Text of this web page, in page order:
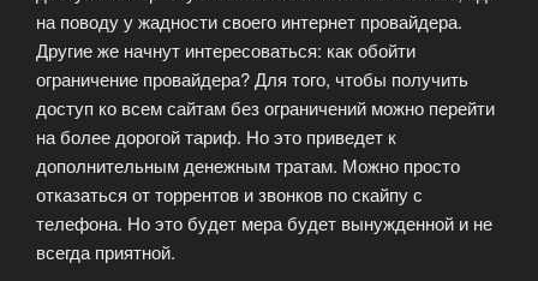
на поводу у жадности своего интернет провайдера.
Другие же начнут интересоваться: как обойти
ограничение провайдера? Для того, чтобы получить
доступ ко всем сайтам без ограничений можно перейти
на более дорогой тариф. Но это приведет к
дополнительным денежным тратам. Можно просто
отказаться от торрентов и звонков по скайпу с
телефона. Но это будет мера будет вынужденной и не
всегда приятной.